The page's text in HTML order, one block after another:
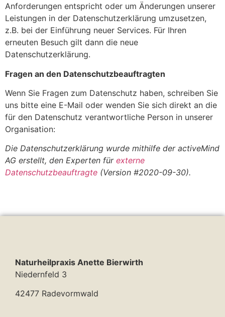
Anforderungen entspricht oder um Änderungen unserer
Leistungen in der Datenschutzerklärung umzusetzen,
z.B. bei der Einführung neuer Services. Für Ihren
erneuten Besuch gilt dann die neue
Datenschutzerklärung.
Fragen an den Datenschutzbeauftragten
Wenn Sie Fragen zum Datenschutz haben, schreiben Sie
uns bitte eine E-Mail oder wenden Sie sich direkt an die
für den Datenschutz verantwortliche Person in unserer
Organisation:
Die Datenschutzerklärung wurde mithilfe der activeMind
AG erstellt, den Experten für externe
Datenschutzbeauftragte (Version #2020-09-30).
Naturheilpraxis Anette Bierwirth
Niedernfeld 3
42477 Radevormwald